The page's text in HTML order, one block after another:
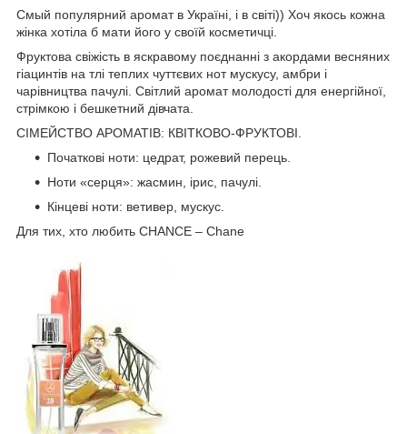
Смый популярний аромат в Україні, і в світі)) Хоч якось кожна
жінка хотіла б мати його у своїй косметичці.
Фруктова свіжість в яскравому поєднанні з акордами весняних
гіацинтів на тлі теплих чуттєвих нот мускусу, амбри і
чарівництва пачулі. Світлий аромат молодості для енергійної,
стрімкою і бешкетний дівчата.
СІМЕЙСТВО АРОМАТІВ: КВІТКОВО-ФРУКТОВІ.
Початкові ноти: цедрат, рожевий перець.
Ноти «серця»: жасмин, ірис, пачулі.
Кінцеві ноти: ветивер, мускус.
Для тих, хто любить CHANCE – Chane